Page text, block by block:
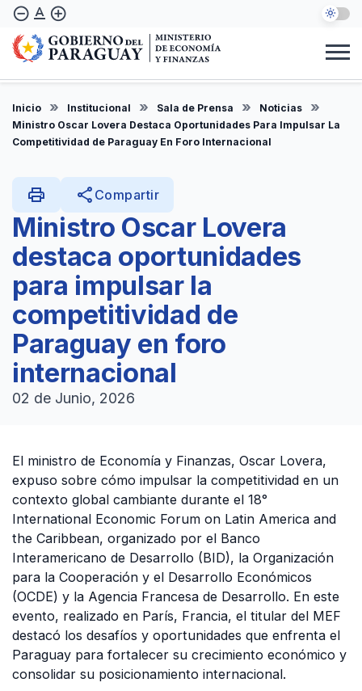
Pasar
contenido
principal
remove_circle_outline text_format add_circle_outline
ES
Inicio Institucional Sala de Prensa
Noticias
Ministro Oscar Lovera Destaca Oportunidades Para Impulsar La
Competitividad de Paraguay En Foro Internacional
Ministro Oscar Lovera
destaca oportunidades
para impulsar la
competitividad de
Paraguay en foro
internacional
02 de Junio, 2026
print share Compartir
El ministro de Economía y Finanzas, Oscar Lovera,
expuso sobre cómo impulsar la competitividad en un
contexto global cambiante durante el 18°
International Economic Forum on Latin America and
the Caribbean, organizado por el Banco
Interamericano de Desarrollo (BID), la Organización
para la Cooperación y el Desarrollo Económicos
(OCDE) y la Agencia Francesa de Desarrollo. En este
evento, realizado en París, Francia, el titular del MEF
destacó los desafíos y oportunidades que enfrenta el
Paraguay para fortalecer su crecimiento económico y
consolidar su posicionamiento internacional.